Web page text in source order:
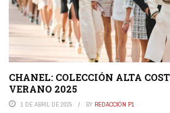
CHANEL: COLECCIÓN ALTA
VERANO 2025
1 DE ABRIL DE 2025 BY REDACCIÓN P1